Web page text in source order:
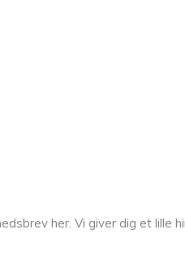
her. Vi giver dig et